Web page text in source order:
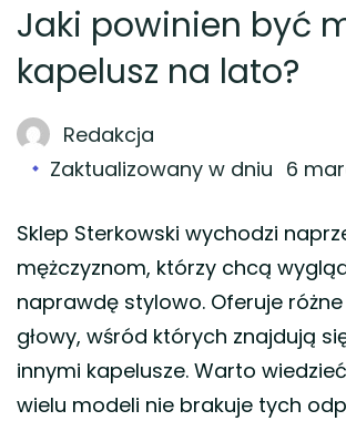
Jaki powinien być
kapelusz na lato?
Redakcja
Zaktualizowany w dniu 6
Sklep Sterkowski wychodzi
mężczyznom, którzy chcą
naprawdę stylowo. Oferuje
głowy, wśród których znajdują
innymi kapelusze. Warto
wielu modeli nie brakuje tych